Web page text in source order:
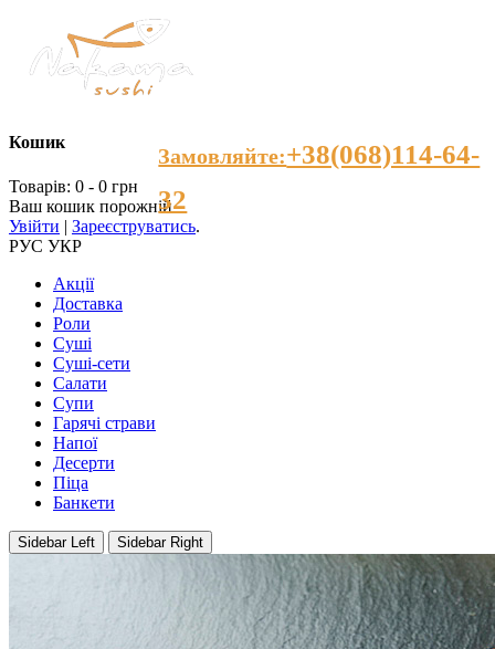
Замовляйте:+38(068)114-64-
32
Кошик
Товарів: 0 - 0 грн
Ваш кошик порожній
Увійти | Зареєструватись.
РУС УКР
Акції
Доставка
Роли
Суші
Суші-сети
Салати
Супи
Гарячі страви
Напої
Десерти
Пiца
Банкети
Sidebar Left Sidebar Right